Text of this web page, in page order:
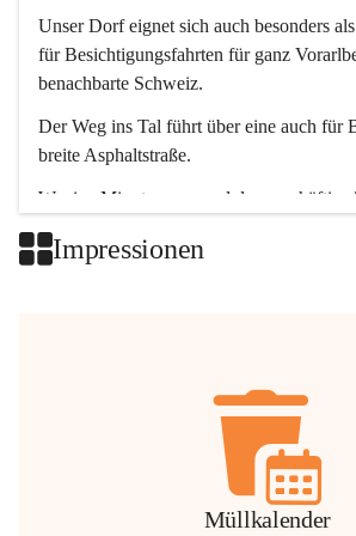
Unser Dorf eignet sich auch besonders
für Besichtigungsfahrten für ganz
benachbarte Schweiz.
Der Weg ins Tal führt über eine auch für
breite Asphaltstraße.
Wenige Minuten nur, und das geschäftige
Impressionen
Müllkalender